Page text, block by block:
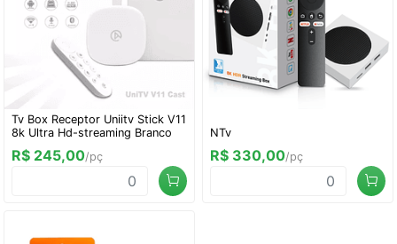
Tv Box Receptor Uniitv Stick V11
8k Ultra Hd-streaming Branco
R$ 245,00/pç
NTv
R$ 330,00/pç